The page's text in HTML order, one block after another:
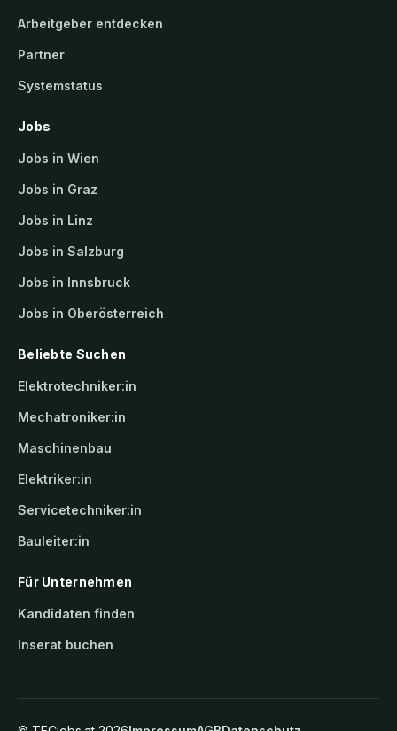
Arbeitgeber entdecken
Partner
Systemstatus
Jobs
Jobs in Wien
Jobs in Graz
Jobs in Linz
Jobs in Salzburg
Jobs in Innsbruck
Jobs in Oberösterreich
Beliebte Suchen
Elektrotechniker:in
Mechatroniker:in
Maschinenbau
Elektriker:in
Servicetechniker:in
Bauleiter:in
Für Unternehmen
Kandidaten finden
Inserat buchen